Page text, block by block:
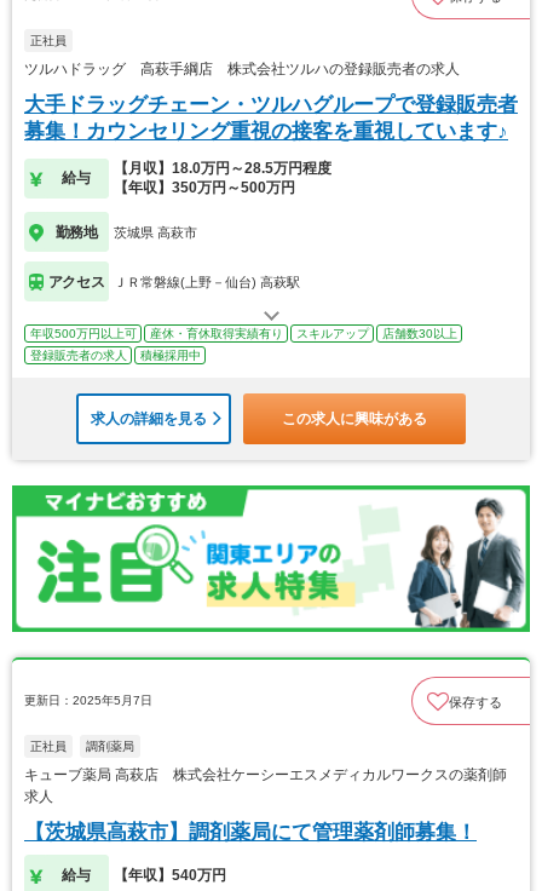
正社員
ツルハドラッグ 高萩手綱店 株式会社ツルハの登録販売者の求人
大手ドラッグチェーン・ツルハグループで登録販売者
募集！カウンセリング重視の接客を重視しています♪
給与
【月収】18.0万円～28.5万円程度
【年収】350万円～500万円
勤務地 茨城県 高萩市
アクセス ＪＲ常磐線(上野－仙台) 高萩駅
年収500万円以上可 産休・育休取得実績有り スキルアップ
店舗数30以上
登録販売者の求人
積極採用中
求人の詳細を見る この求人に興味がある
更新日：2025年5月7日 保存する
正社員 調剤薬局
キューブ薬局 高萩店 株式会社ケーシーエスメディカルワークスの薬剤師
求人
【茨城県高萩市】調剤薬局にて管理薬剤師募集！
給与 【年収】540万円